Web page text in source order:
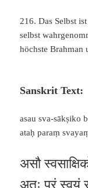
216. Das Selbst
selbst
höchste Brahman
Sanskrit Text:
asau sva-sākṣiko
ataḥ paraṃ
असौ
अतः परं स्वयं